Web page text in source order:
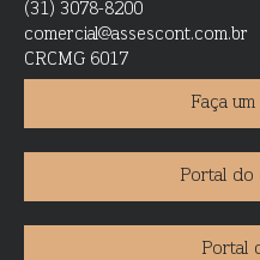
(31) 3078-8200
comercial@assescont.com.br
CRCMG 6017
Faça
Portal do
Portal